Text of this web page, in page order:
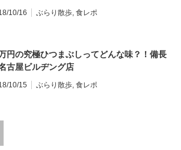
10/16 ぶらり散歩 食レポ
円の究極ひつまぶしってどんな味？！備長
古屋ビルヂング店
10/15 ぶらり散歩 食レポ